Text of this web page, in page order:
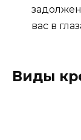
вас в
Виды